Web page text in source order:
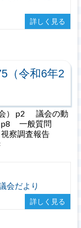
詳しく見る
（令和6年2
） p2 議会の動
一般質問
察調査報告
会だより
詳しく見る